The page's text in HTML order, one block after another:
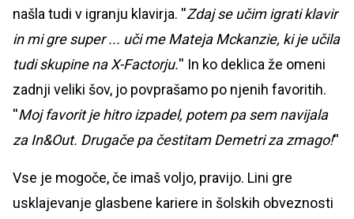
našla tudi v igranju klavirja. ''Zdaj se učim igrati klavir
in mi gre super ... uči me Mateja Mckanzie, ki je učila
tudi skupine na X-Factorju.'' In ko deklica že omeni
zadnji veliki šov, jo povprašamo po njenih favoritih.
''Moj favorit je hitro izpadel, potem pa sem navijala
za In&Out. Drugače pa čestitam Demetri za zmago!''
Vse je mogoče, če imaš voljo, pravijo. Lini gre
usklajevanje glasbene kariere in šolskih obveznosti